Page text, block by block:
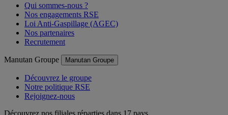
Qui sommes-nous ?
Nos engagements RSE
Loi Anti-Gaspillage (AGEC)
Nos partenaires
Recrutement
Manutan Groupe Manutan Groupe
Découvrez le groupe
Notre politique RSE
Rejoignez-nous
Découvrez nos filiales réparties dans 17 pays.